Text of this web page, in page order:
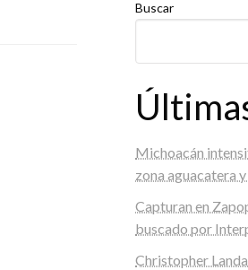
Buscar
Michoacán
zona aguacatera
Capturan en
buscado por
Christopher